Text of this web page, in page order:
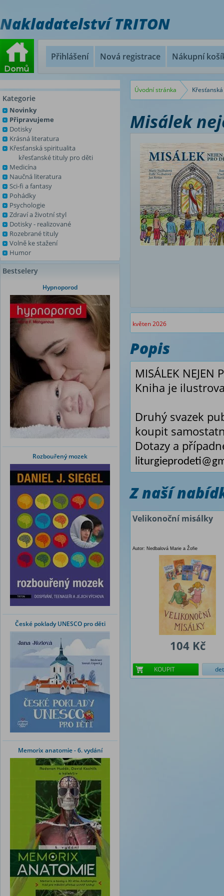
Nakladatelství TRITON
Přihlášení Nová registrace Nákupní
Kategorie
Novinky
Připravujeme
Dotisky
Krásná literatura
Křesťanská spiritualita
křesťanské tituly pro děti
Medicína
Naučná literatura
Sci-fi a fantasy
Pohádky
Psychologie
Zdraví a životní styl
Dotisky - realizované
Rozebrané tituly
Volně ke stažení
Humor
Bestselery
Hypnoporod
Rozbouřený mozek
České poklady UNESCO pro děti
Memorix anatomie - 6. vydání
Úvodní stránka
Misálek
květen 2026
Popis
MISÁLEK
Kniha je
Druhý svazek
koupit
Dotazy a
Z naší
Velikonoční misálky
Autor: Nedbalová Marie a Žofie
104 Kč
KOUPIT